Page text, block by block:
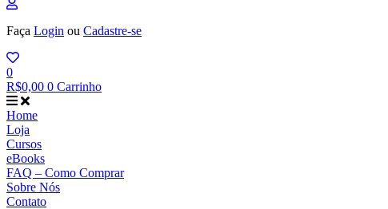
Faça Login ou Cadastre-se
0
R$0,00 0 Carrinho
Home
Loja
Cursos
eBooks
FAQ – Como Comprar
Sobre Nós
Contato